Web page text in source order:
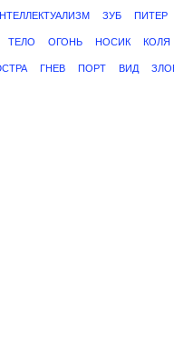
ЗУБ ПИТЕР
ТЕЛО ОГОНЬ НОСИК КОЛЯ
ГНЕВ ПОРТ ВИД